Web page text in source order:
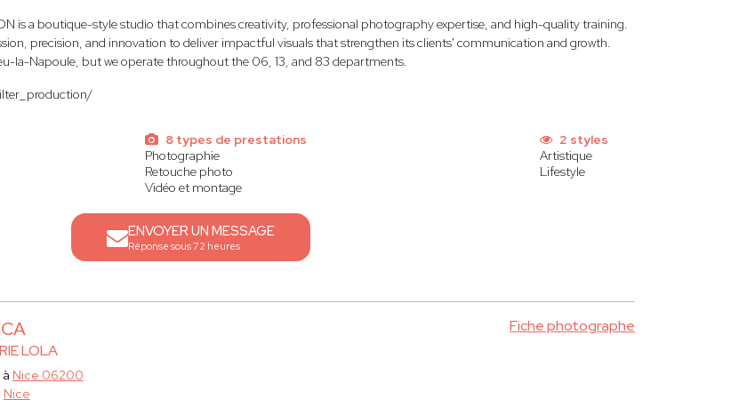
is a boutique-style studio that combines creativity, professional photography expertise, and high-quality training.
precision, and innovation to deliver impactful visuals that strengthen its clients' communication and growth.
la-Napoule, but we operate throughout the 06, 13, and 83 departments.
8 types de prestations
Photographie
Retouche photo
Vidéo et montage
2 styles
Artistique
Lifestyle
ENVOYER UN MESSAGE
Réponse sous 72 heures
LOLA
Fiche photographe
Nice 06200
Nice